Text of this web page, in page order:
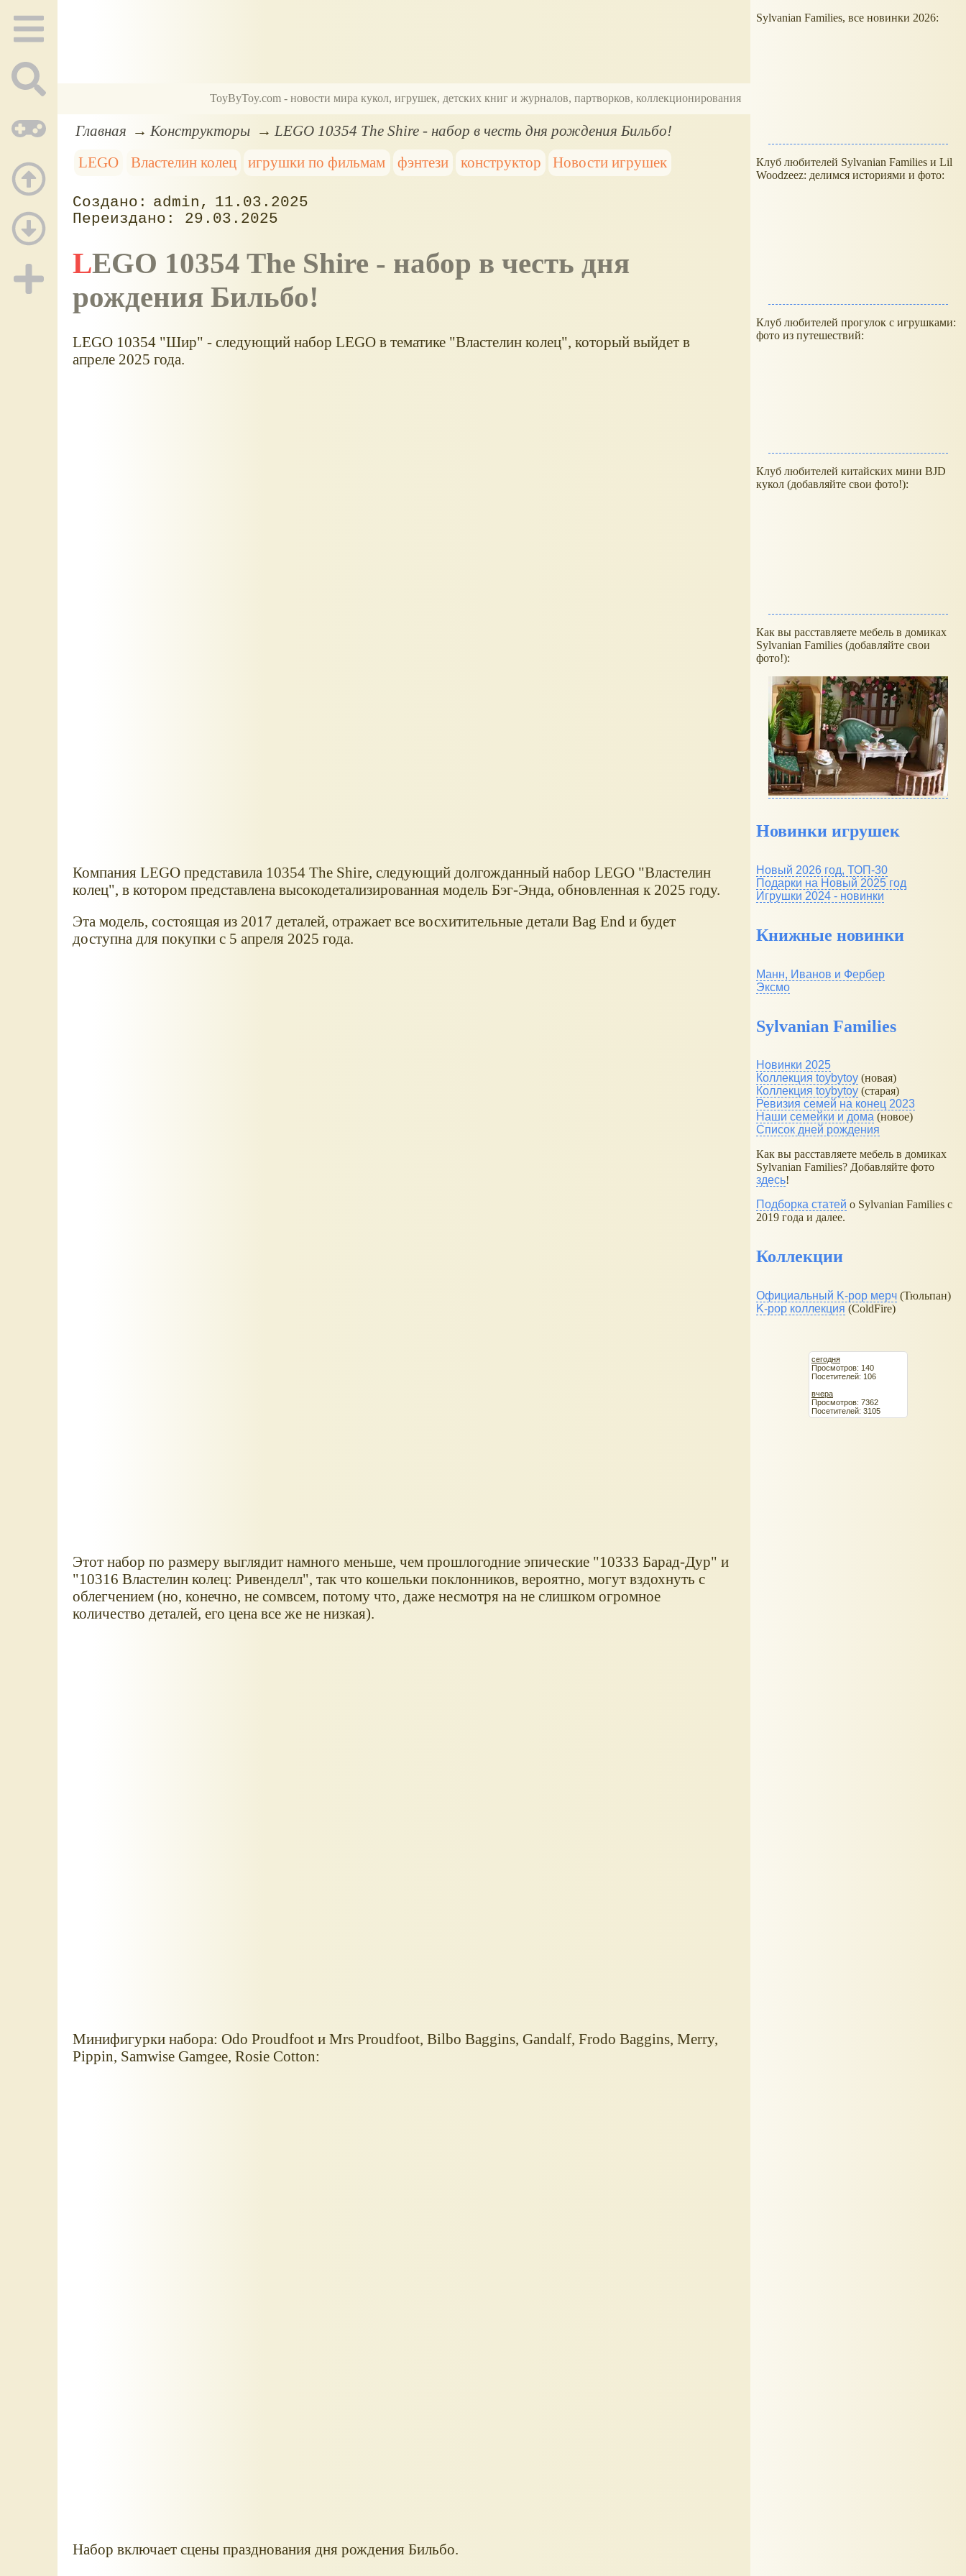
ToyByToy.com - новости мира кукол, игрушек, детских книг и журналов, партворков, коллекционирования
Главная Конструкторы
LEGO 10354 The Shire - набор в честь дня рождения Бильбо!
LEGO
Властелин колец игрушки по фильмам фэнтези конструктор Новости игрушек
admin
11.03.2025
29.03.2025
LEGO 10354 The Shire - набор в честь дня
рождения Бильбо!
LEGO 10354 "Шир" - следующий набор LEGO в тематике "Властелин колец", который выйдет в
апреле 2025 года.
Компания LEGO представила 10354 The Shire, следующий долгожданный набор LEGO "Властелин
колец", в котором представлена высокодетализированная модель Бэг-Энда, обновленная к 2025 году.
Эта модель, состоящая из 2017 деталей, отражает все восхитительные детали Bag End и будет
доступна для покупки с 5 апреля 2025 года.
Этот набор по размеру выглядит намного меньше, чем прошлогодние эпические "10333 Барад-Дур" и
"10316 Властелин колец: Ривенделл", так что кошельки поклонников, вероятно, могут вздохнуть с
облегчением (но, конечно, не сомвсем, потому что, даже несмотря на не слишком огромное
количество деталей, его цена все же не низкая).
Минифигурки набора: Odo Proudfoot и Mrs Proudfoot, Bilbo Baggins, Gandalf, Frodo Baggins, Merry,
Pippin, Samwise Gamgee, Rosie Cotton:
Набор включает сцены празднования дня рождения Бильбо.
Sylvanian Families, все новинки 2026:
Клуб любителей Sylvanian Families и Lil
Woodzeez: делимся историями и фото:
Клуб любителей прогулок с игрушками:
фото из путешествий:
Клуб любителей китайских мини BJD
кукол (добавляйте свои фото!):
Как вы расставляете мебель в домиках
Sylvanian Families (добавляйте свои
фото!):
Новинки игрушек
Новый 2026 год, ТОП-30
Подарки на Новый 2025 год
Игрушки 2024 - новинки
Книжные новинки
Манн, Иванов и Фербер
Эксмо
Sylvanian Families
Новинки 2025
Коллекция toybytoy (новая)
Коллекция toybytoy (старая)
Ревизия семей на конец 2023
Наши семейки и дома (новое)
Список дней рождения
Как вы расставляете мебель в домиках
Sylvanian Families? Добавляйте фото
здесь!
Подборка статей о Sylvanian Families с
2019 года и далее.
Коллекции
Официальный K-pop мерч (Тюльпан)
K-pop коллекция (ColdFire)
сегодня
Просмотров: 140
Посетителей: 106
вчера
Просмотров: 7362
Посетителей: 3105